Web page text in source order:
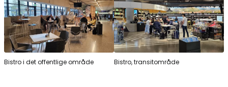
Bistro i det offentlige område Bistro, transitområde